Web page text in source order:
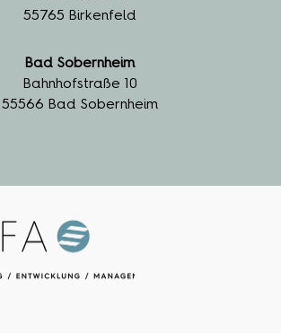
55765 Birkenfeld
Bad Sobernheim
Bahnhofstraße 10
55566 Bad Sobernheim